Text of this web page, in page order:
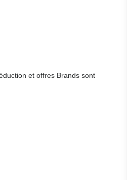
et offres Brands sont